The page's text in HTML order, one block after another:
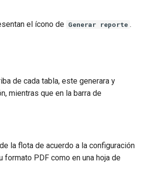
el ícono de Generar reporte .
de cada tabla, este generara y
mientras que en la barra de
la flota de acuerdo a la configuración
PDF como en una hoja de